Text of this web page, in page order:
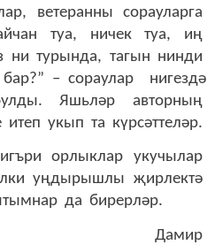
ветеранны сорауларга
туа, ничек туа, иң
ни турында, тагын нинди
– сораулар нигездә
Яшьләр авторның
укып та күрсәттеләр.
орлыклар укучылар
уңдырышлы җирлектә
да бирерләр.